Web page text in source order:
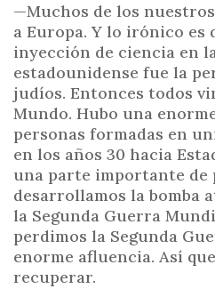
—Muchos de los
a Europa. Y lo irónico es
inyección de ciencia en
estadounidense fue la
judíos. Entonces todos
Mundo. Hubo una
personas formadas en
en los años 30 hacia
una parte importante de
desarrollamos la bomba
la Segunda Guerra
perdimos la Segunda
enorme afluencia. Así
recuperar.